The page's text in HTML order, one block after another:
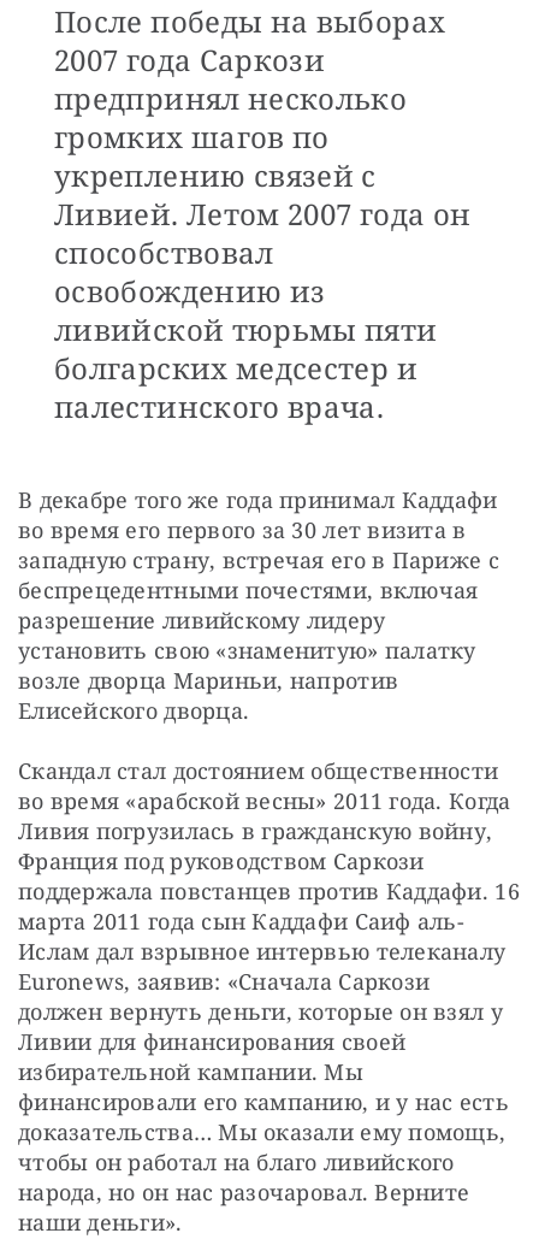
После победы на выборах
2007 года Саркози
предпринял несколько
громких шагов по
укреплению связей с
Ливией. Летом 2007 года он
способствовал
освобождению из
ливийской тюрьмы пяти
болгарских медсестер и
палестинского врача.
В декабре того же года принимал Каддафи
во время его первого за 30 лет визита в
западную страну, встречая его в Париже с
беспрецедентными почестями, включая
разрешение ливийскому лидеру
установить свою «знаменитую» палатку
возле дворца Мариньи, напротив
Елисейского дворца.
Скандал стал достоянием общественности
во время «арабской весны» 2011 года. Когда
Ливия погрузилась в гражданскую войну,
Франция под руководством Саркози
поддержала повстанцев против Каддафи. 16
марта 2011 года сын Каддафи Саиф аль-
Ислам дал взрывное интервью телеканалу
Euronews, заявив: «Сначала Саркози
должен вернуть деньги, которые он взял у
Ливии для финансирования своей
избирательной кампании. Мы
финансировали его кампанию, и у нас есть
доказательства… Мы оказали ему помощь,
чтобы он работал на благо ливийского
народа, но он нас разочаровал. Верните
наши деньги».